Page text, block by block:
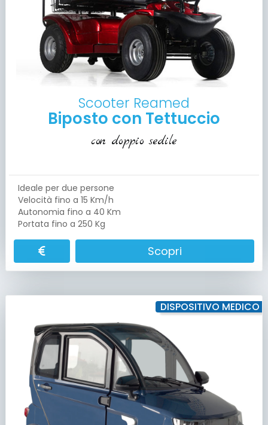
Scooter Reamed
Biposto con Tettuccio
con doppio sedile
Ideale per due persone
Velocità fino a 15 Km/h
Autonomia fino a 40 Km
Portata fino a 250 Kg
Scopri
DISPOSITIVO MEDICO